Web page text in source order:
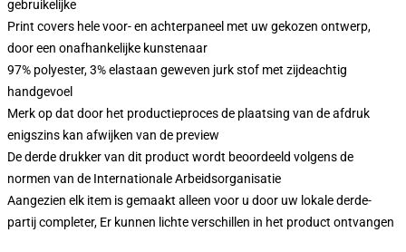
gebruikelijke
Print covers hele voor- en achterpaneel met uw gekozen ontwerp,
door een onafhankelijke kunstenaar
97% polyester, 3% elastaan geweven jurk stof met zijdeachtig
handgevoel
Merk op dat door het productieproces de plaatsing van de afdruk
enigszins kan afwijken van de preview
De derde drukker van dit product wordt beoordeeld volgens de
normen van de Internationale Arbeidsorganisatie
Aangezien elk item is gemaakt alleen voor u door uw lokale derde-
partij completer, Er kunnen lichte verschillen in het product ontvangen